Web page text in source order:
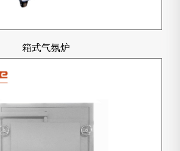
箱式气氛炉